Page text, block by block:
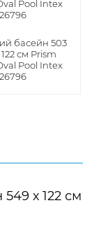
басейн 503
см Prism
Pool Intex
26796
х 122 см